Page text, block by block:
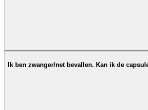
Ik ben zwanger/net bevallen. Kan ik de